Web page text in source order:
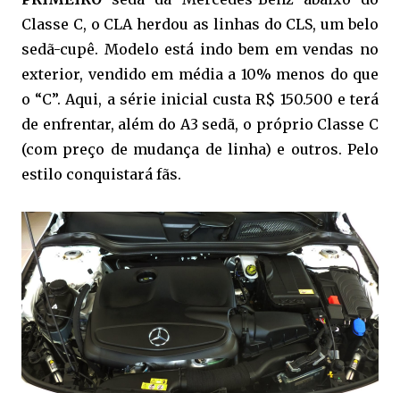
Classe C, o CLA herdou as linhas do CLS, um belo
sedã-cupê. Modelo está indo bem em vendas no
exterior, vendido em média a 10% menos do que
o “C”. Aqui, a série inicial custa R$ 150.500 e terá
de enfrentar, além do A3 sedã, o próprio Classe C
(com preço de mudança de linha) e outros. Pelo
estilo conquistará fãs.